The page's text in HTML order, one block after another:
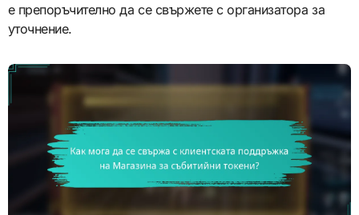
е препоръчително да се свържете с организатора за
уточнение.